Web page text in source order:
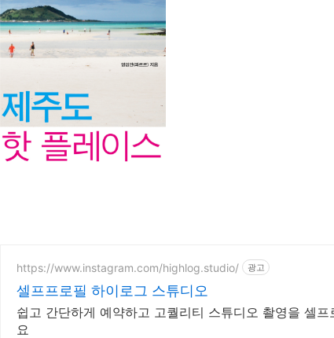
https://www.instagram.com/highlog.studio/ 광고
셀프프로필 하이로그 스튜디오
쉽고 간단하게 예약하고 고퀄리티 스튜디오 촬영을 셀프
요